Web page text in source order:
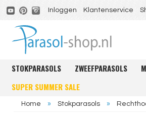
Inloggen Klantenservice
STOKPARASOLS ZWEEFPARASOLS
SUPER SUMMER SALE
Home » Stokparasols »